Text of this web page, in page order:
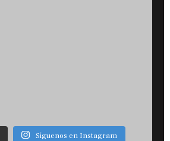
Síguenos en Instagram